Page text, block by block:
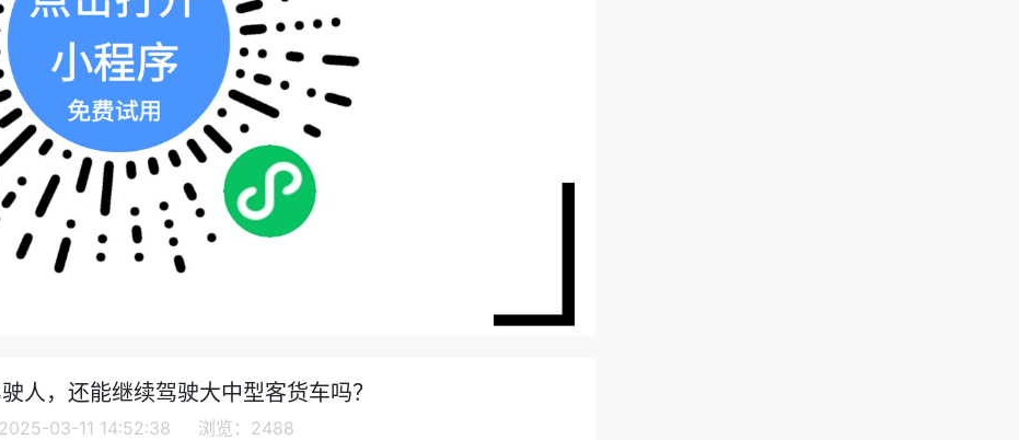
人，还能继续驾驶大中型客货车吗？
2025-03-11 14:52:38 浏览：2488